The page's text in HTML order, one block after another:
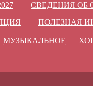
СВЕДЕНИЯ ОБ
ПОЛЕЗНАЯ
МУЗЫКАЛЬНОЕ